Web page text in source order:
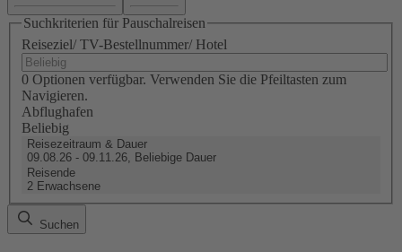
Suchkriterien für Pauschalreisen
Reiseziel/ TV-Bestellnummer/ Hotel
0 Optionen verfügbar. Verwenden Sie die Pfeiltasten zum
Navigieren.
Abflughafen
Beliebig
Reisezeitraum & Dauer
09.08.26 - 09.11.26, Beliebige Dauer
Reisende
2 Erwachsene
Suchen